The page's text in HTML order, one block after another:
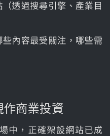
透過搜尋引擎、產業目
內容最受關注，哪些需
作商業投資
中，正確架設網站已成